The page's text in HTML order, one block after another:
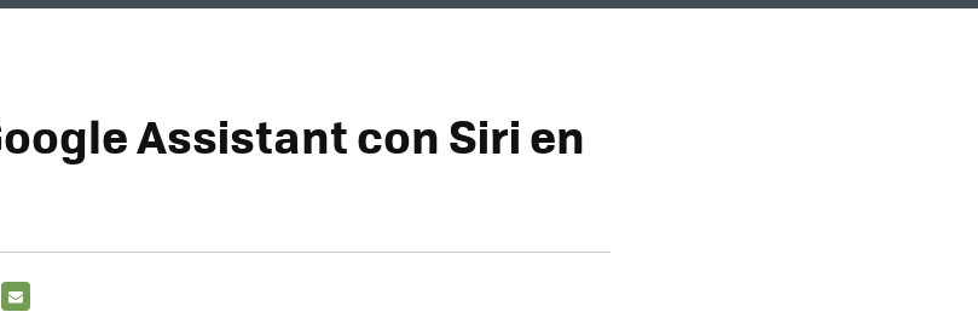
Assistant con Siri en